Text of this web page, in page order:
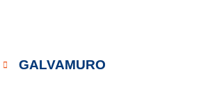
GALVAMURO